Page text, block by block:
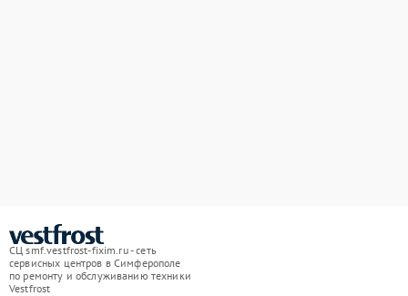
СЦ smf.vestfrost-fixim.ru - сеть
сервисных центров в Симферополе
по ремонту и обслуживанию техники
Vestfrost